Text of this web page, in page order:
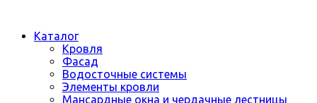
Каталог
Кровля
Фасад
Водосточные системы
Элементы кровли
Мансардные окна и чердачные лестницы